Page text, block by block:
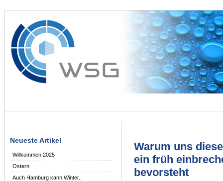
Neueste Artikel
Willkommen 2025
Ostern
Auch Hamburg kann Winter..
Warum uns
ein früh
bevorsteht